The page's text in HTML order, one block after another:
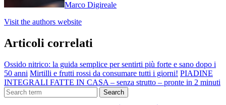
Marco Digireale
Visit the authors website
Articoli correlati
Ossido nitrico: la guida semplice per sentirti più forte e sano dopo i
50 anni Mirtilli e frutti rossi da consumare tutti i giorni! PIADINE
INTEGRALI FATTE IN CASA – senza strutto – pronte in 2 minuti
Search